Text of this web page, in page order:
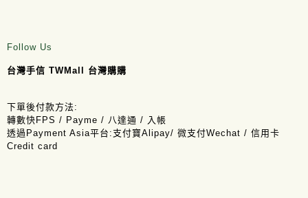
Follow Us
台灣手信 TWMall 台灣購購
下單後付款方法:
轉數快FPS / Payme / 八達通 / 入帳
透過Payment Asia平台:支付寶Alipay/ 微支付Wechat / 信用卡
Credit card